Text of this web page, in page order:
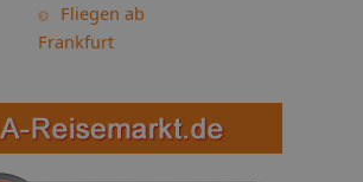
Fliegen ab
Frankfurt